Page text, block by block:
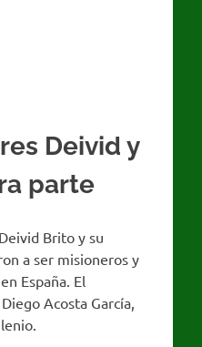
Deivid y
parte
Brito y su
a ser misioneros y
España. El
Acosta García,